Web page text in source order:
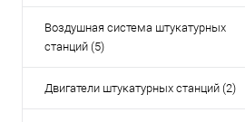
Воздушная система штукатурных
станций (5)
Двигатели штукатурных станций (2)